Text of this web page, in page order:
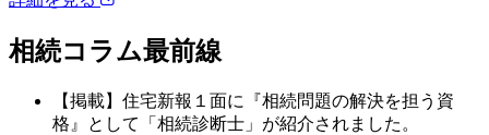
相続コラム最前線
【掲載】住宅新報１面に『相続問題の解決を担う資
格』として「相続診断士」が紹介されました。